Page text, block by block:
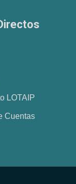
LOTAIP
Cuentas